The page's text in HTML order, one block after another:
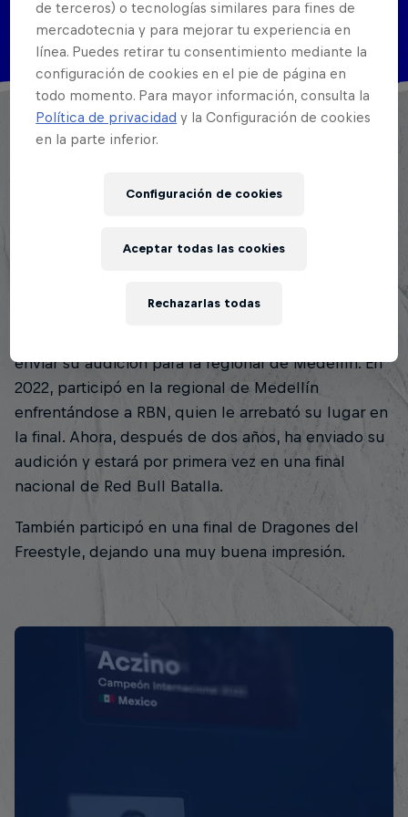
Disciplinas
MC Battle
Camilo Vega comenzó a rapear a los 12 años en su
colegio después de que un amigo le mostrara un
entonces, no ha dejado de practicar. Conoció la
por primera vez. Desde ese momento, el freestyle le
enviar su audición para la regional de Medellín. En
2022, participó en la regional de Medellín
enfrentándose a RBN, quien le arrebató su lugar en
la final. Ahora, después de dos años, ha enviado su
audición y estará por primera vez en una final
nacional de Red Bull Batalla.
También participó en una final de Dragones del
Freestyle, dejando una muy buena impresión.
de terceros) o tecnologías similares para fines de
mercadotecnia y para mejorar tu experiencia en
línea. Puedes retirar tu consentimiento mediante la
configuración de cookies en el pie de página en
todo momento. Para mayor información, consulta la
Política de privacidad y la Configuración de cookies
en la parte inferior.
Configuración de cookies
Rechazarlas todas
Aceptar todas las cookies